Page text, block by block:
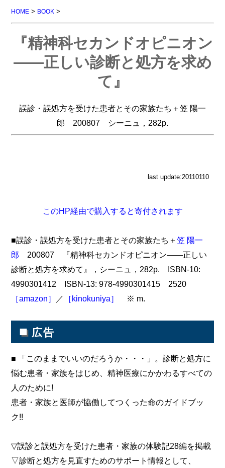
HOME > BOOK >
『精神科セカンドオピニオン
――正しい診断と処方を求め
て』
誤診・誤処方を受けた患者とその家族たち＋笠 陽一
郎 200807 シーニュ，282p.
last update:20110110
このHP経由で購入すると寄付されます
■誤診・誤処方を受けた患者とその家族たち＋笠 陽一
郎 200807 『精神科セカンドオピニオン――正しい
診断と処方を求めて』，シーニュ，282p. ISBN-10:
4990301412 ISBN-13: 978-4990301415 2520
［amazon］
／ ［kinokuniya］ ※ m.
■ 広告
■ 「このままでいいのだろうか・・・」。診断と処方に
悩む患者・家族をはじめ、精神医療にかかわるすべての
人のために!
患者・家族と医師が協働してつくった命のガイドブッ
ク!!
▽誤診と誤処方を受けた患者・家族の体験記28編を掲載
▽診断と処方を見直すためのサポート情報として、